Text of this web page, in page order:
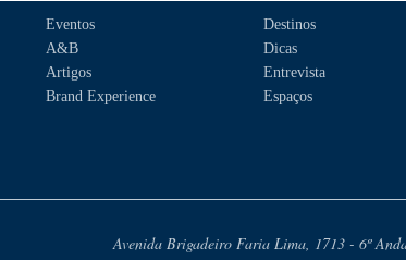
Eventos
A&B
Artigos
Brand Experience
Destinos
Dicas
Entrevista
Espaços
Avenida Brigadeiro Faria Lima, 1713 - 6º